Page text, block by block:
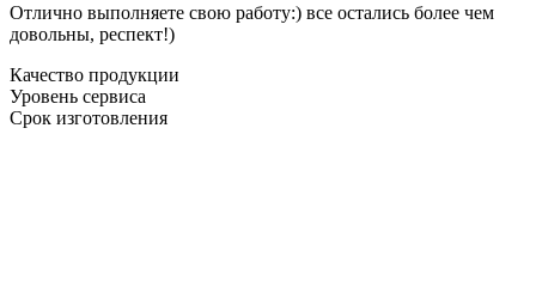
Отлично выполняете свою работу:) все остались более чем
довольны, респект!)
Качество продукции
Уровень сервиса
Срок изготовления